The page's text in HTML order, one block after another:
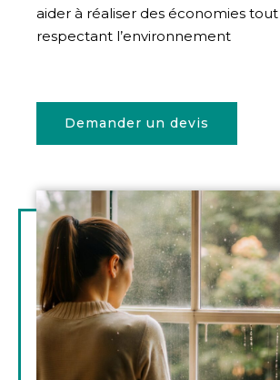
aider à réaliser des économies
respectant l’environnement
Demander un devis
Illustration
d'introduction